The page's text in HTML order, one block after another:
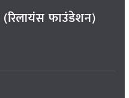
फाउंडेशन)